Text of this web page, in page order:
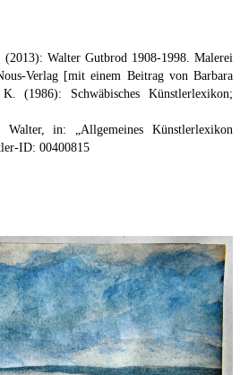
Walter Gutbrod 1908-1998. Malerei
Verlag [mit einem Beitrag von Barbara
(1986): Schwäbisches Künstlerlexikon;
in: „Allgemeines Künstlerlexikon
ID: 00400815